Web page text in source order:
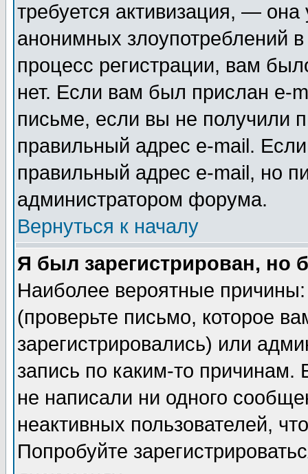
требуется активизация, —
анонимных злоупотреблений
процесс регистрации, вам
нет. Если вам был прислан e-
письме, если вы не получили
правильный адрес e-mail.
правильный адрес e-mail, но
администратором форума.
Вернуться к началу
Я был зарегистрирован, но
Наиболее вероятные
(проверьте письмо, которое
зарегистрировались) или
запись по каким-то
не написали ни одного
неактивных пользователей,
Попробуйте